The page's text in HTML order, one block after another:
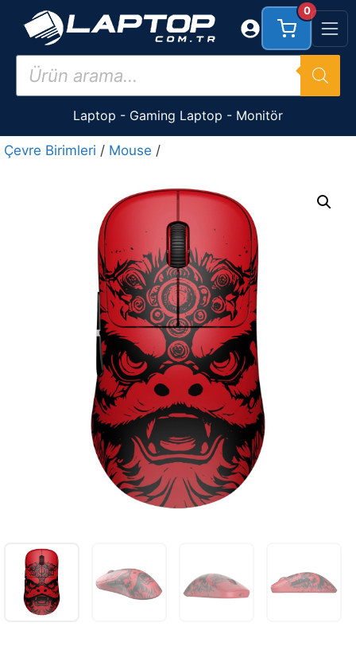
İçeriğe
Products
search
Laptop - Gaming Laptop - Monitör
0
Çevre Birimleri / Mouse /